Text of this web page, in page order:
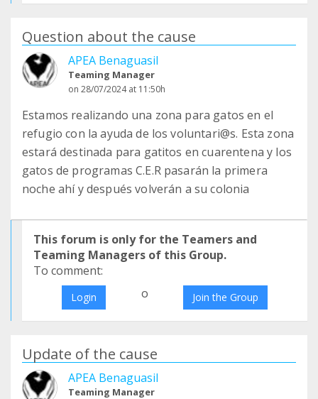
Question about the cause
APEA Benaguasil
Teaming Manager
on 28/07/2024 at 11:50h
Estamos realizando una zona para gatos en el
refugio con la ayuda de los voluntari@s. Esta zona
estará destinada para gatitos en cuarentena y los
gatos de programas C.E.R pasarán la primera
noche ahí y después volverán a su colonia
This forum is only for the Teamers and
Teaming Managers of this Group.
To comment:
Login o Join the Group
Update of the cause
APEA Benaguasil
Teaming Manager